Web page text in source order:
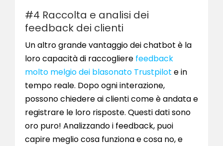
#4 Raccolta e analisi dei
feedback dei clienti
Un altro grande vantaggio dei chatbot è la
loro capacità di raccogliere feedback
molto melgio dei blasonato Trustpilot e in
tempo reale. Dopo ogni interazione,
possono chiedere ai clienti come è andata e
registrare le loro risposte. Questi dati sono
oro puro! Analizzando i feedback, puoi
capire meglio cosa funziona e cosa no, e